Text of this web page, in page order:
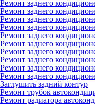
Ремонт заднего
Ремонт заднего
Ремонт заднего
Ремонт заднего
Ремонт заднего
Ремонт заднего
Ремонт заднего
Ремонт заднего
Ремонт заднего
Ремонт заднего
Заглушить задний контур
Ремонт трубок
Ремонт радиатора